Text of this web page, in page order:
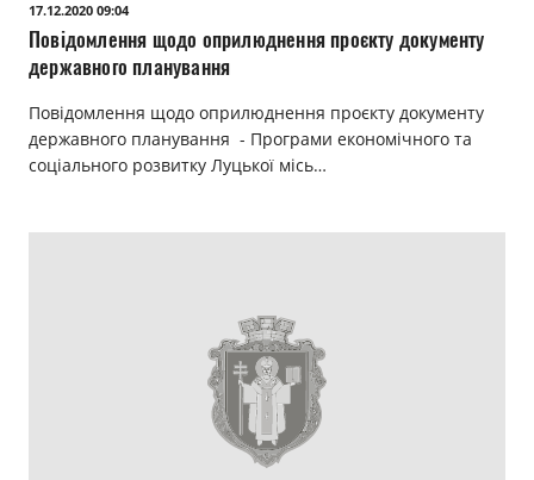
17.12.2020 09:04
Повідомлення щодо оприлюднення проєкту документу
державного планування
Повідомлення щодо оприлюднення проєкту документу
державного планування - Програми економічного та
соціального розвитку Луцької місь…